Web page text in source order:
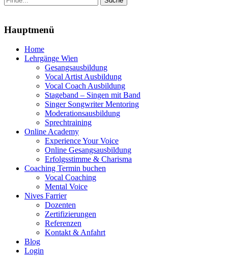
nach:
Hauptmenü
Zum
Inhalt
Home
Lehrgänge Wien
Gesangsausbildung
Vocal Artist Ausbildung
Vocal Coach Ausbildung
Stageband – Singen mit Band
Singer Songwriter Mentoring
Moderationsausbildung
Sprechtraining
Online Academy
Experience Your Voice
Online Gesangsausbildung
Erfolgsstimme & Charisma
Coaching Termin buchen
Vocal Coaching
Mental Voice
Nives Farrier
Dozenten
Zertifizierungen
Referenzen
Kontakt & Anfahrt
Blog
Login